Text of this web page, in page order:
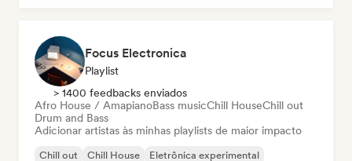
Focus Electronica
Playlist
> 1400 feedbacks enviados
Afro House / AmapianoBass musicChill HouseChill out
Drum and Bass
Adicionar artistas às minhas playlists de maior impacto
Chill out Chill House
Eletrônica experimental